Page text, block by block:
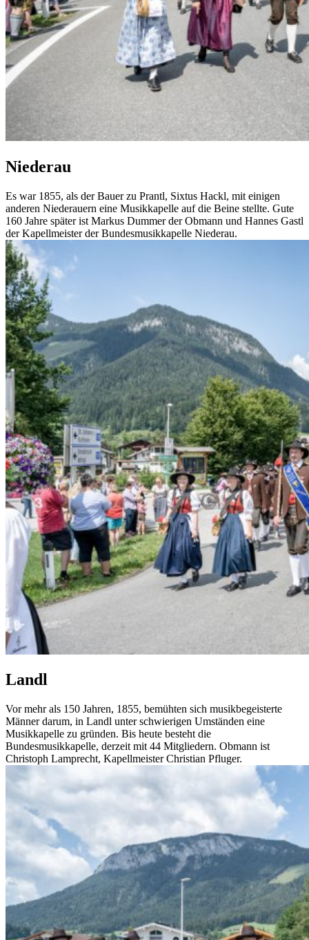
Niederau
Es war 1855, als der Bauer zu Prantl, Sixtus Hackl, mit einigen
anderen Niederauern eine Musikkapelle auf die Beine stellte. Gute
160 Jahre später ist Markus Dummer der Obmann und Hannes Gastl
der Kapellmeister der Bundesmusikkapelle Niederau.
Landl
Vor mehr als 150 Jahren, 1855, bemühten sich musikbegeisterte
Männer darum, in Landl unter schwierigen Umständen eine
Musikkapelle zu gründen. Bis heute besteht die
Bundesmusikkapelle, derzeit mit 44 Mitgliedern. Obmann ist
Christoph Lamprecht, Kapellmeister Christian Pfluger.